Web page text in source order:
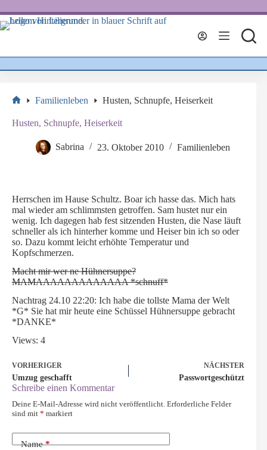
Inhalt
springen
Familienleben Husten, Schnupfe, Heiserkeit
Husten, Schnupfe, Heiserkeit
Sabrina 23. Oktober 2010 Familienleben
Herrschen im Hause Schultz. Boar ich hasse das. Mich hats
mal wieder am schlimmsten getroffen. Sam hustet nur ein
wenig. Ich dagegen hab fest sitzenden Husten, die Nase läuft
schneller als ich hinterher komme und Heiser bin ich so oder
so. Dazu kommt leicht erhöhte Temperatur und
Kopfschmerzen.
Macht mir wer ne Hühnersuppe?
MAMAAAAAAAAAAAAA *schnuff*
Nachtrag 24.10 22:20: Ich habe die tollste Mama der Welt
*G* Sie hat mir heute eine Schüssel Hühnersuppe gebracht
*DANKE*
Views: 4
VORHERIGER
Umzug geschafft
NÄCHSTER
Passwortgeschützt
Schreibe einen Kommentar
Deine E-Mail-Adresse wird nicht veröffentlicht. Erforderliche Felder
sind mit * markiert
Name*